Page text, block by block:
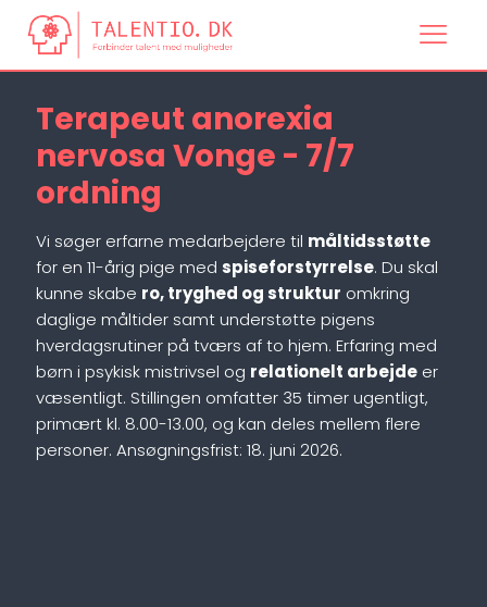
Terapeut anorexia
nervosa Vonge - 7/7
ordning
Vi søger erfarne medarbejdere til måltidsstøtte
for en 11-årig pige med spiseforstyrrelse. Du skal
kunne skabe ro, tryghed og struktur omkring
daglige måltider samt understøtte pigens
hverdagsrutiner på tværs af to hjem. Erfaring med
børn i psykisk mistrivsel og relationelt arbejde er
væsentligt. Stillingen omfatter 35 timer ugentligt,
primært kl. 8.00-13.00, og kan deles mellem flere
personer. Ansøgningsfrist: 18. juni 2026.